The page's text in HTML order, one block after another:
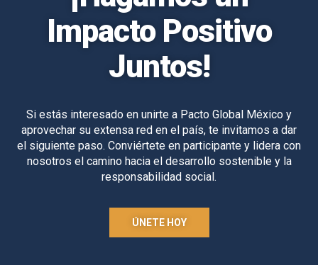
Impacto Positivo
Juntos!
Si estás interesado en unirte a Pacto Global México y
aprovechar su extensa red en el país, te invitamos a dar
el siguiente paso. Conviértete en participante y lidera con
nosotros el camino hacia el desarrollo sostenible y la
responsabilidad social.
ÚNETE HOY